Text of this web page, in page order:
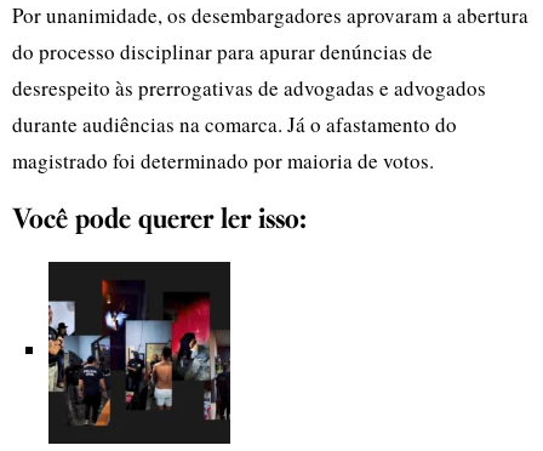
Por unanimidade, os desembargadores aprovaram a abertura
do processo disciplinar para apurar denúncias de
desrespeito às prerrogativas de advogadas e advogados
durante audiências na comarca. Já o afastamento do
magistrado foi determinado por maioria de votos.
Você pode querer ler isso: